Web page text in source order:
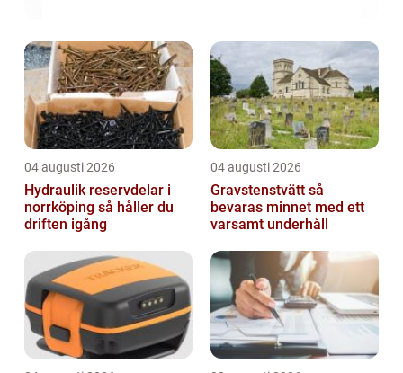
04 augusti 2026
Hydraulik reservdelar i
norrköping så håller du
driften igång
04 augusti 2026
Gravstenstvätt så
bevaras minnet med ett
varsamt underhåll